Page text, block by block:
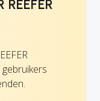
gebruikers